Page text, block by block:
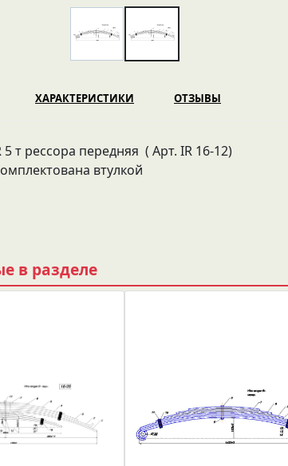
ХАРАКТЕРИСТИКИ ОТЗЫВЫ
5 т рессора передняя ( Арт. IR 16-12)
втулкой
в разделе